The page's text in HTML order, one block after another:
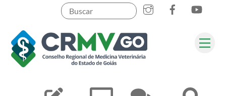
content